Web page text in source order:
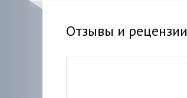
Отзывы и рецензии